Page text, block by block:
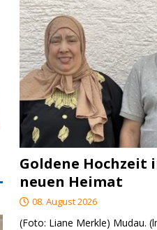
Goldene Hochzeit
neuen Heimat
08. August 2026
(Foto: Liane Merkle) Mudau.